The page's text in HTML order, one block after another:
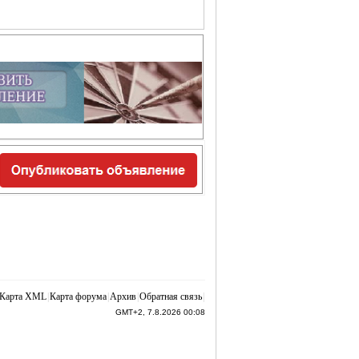
Карта XML|Карта форума|Архив|Обратная связь|
GMT+2, 7.8.2026 00:08